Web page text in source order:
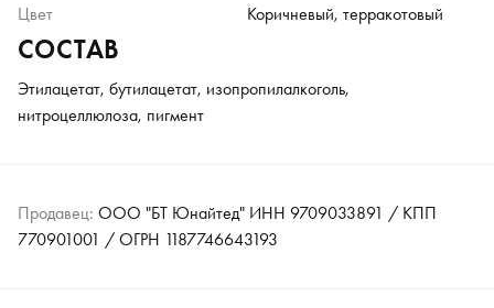
Цвет Коричневый, терракотовый
СОСТАВ
Этилацетат, бутилацетат, изопропилалкоголь,
нитроцеллюлоза, пигмент
Продавец: ООО "БТ Юнайтед" ИНН 9709033891 / КПП
770901001 / ОГРН 1187746643193